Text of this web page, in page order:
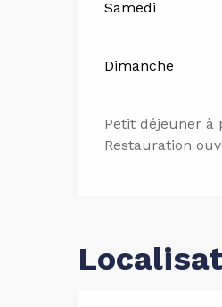
Samedi
Dimanche
Petit déjeuner à
Restauration